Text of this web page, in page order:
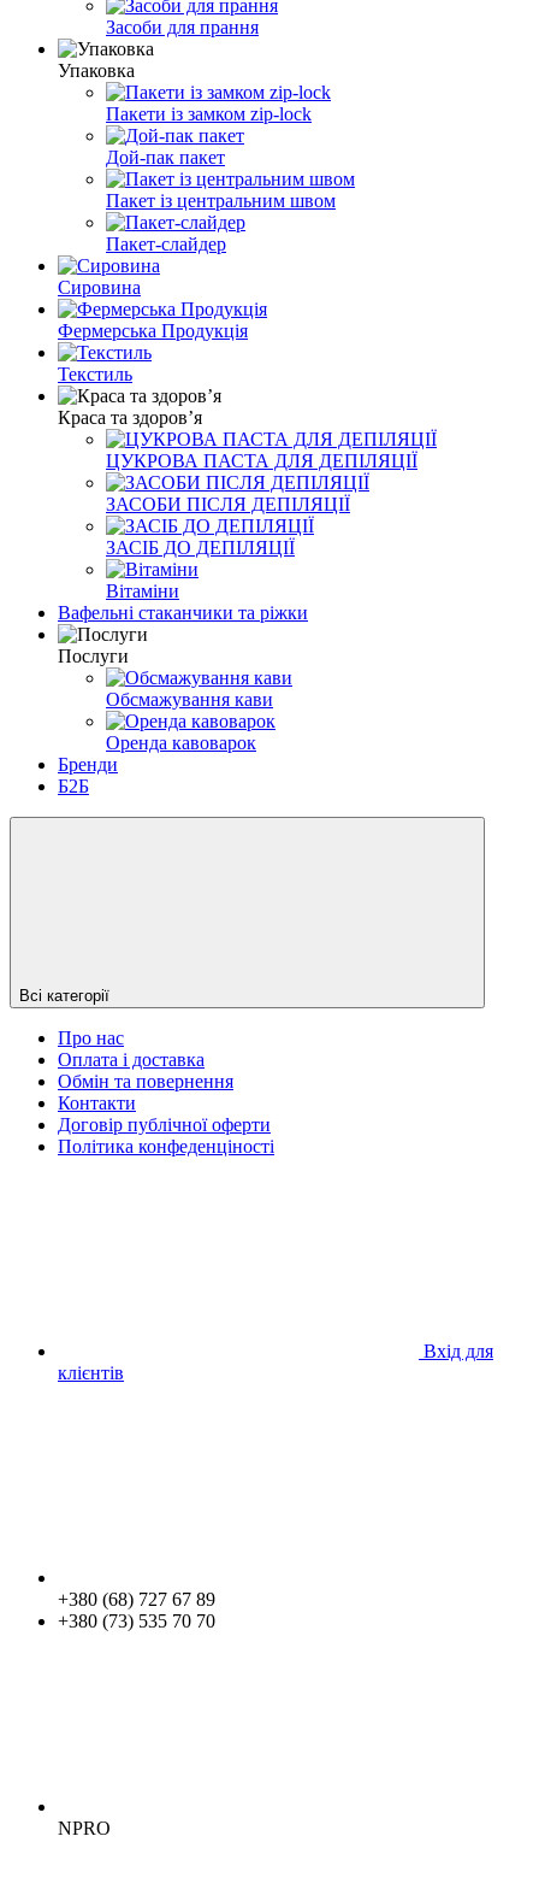
Засоби для прання
Упаковка
Пакети із замком zip-lock
Дой-пак пакет
Пакет із центральним швом
Пакет-слайдер
Сировина
Фермерська Продукція
Текстиль
Краса та здоров’я
ЦУКРОВА ПАСТА ДЛЯ ДЕПІЛЯЦІЇ
ЗАСОБИ ПІСЛЯ ДЕПІЛЯЦІЇ
ЗАСІБ ДО ДЕПІЛЯЦІЇ
Вітаміни
Вафельні стаканчики та ріжки
Послуги
Обсмажування кави
Оренда кавоварок
Бренди
Б2Б
Всі категорії
Про нас
Оплата і доставка
Обмін та повернення
Контакти
Договір публічної оферти
Політика конфеденціності
Вхід для
клієнтів
+380 (68) 727 67 89
+380 (73) 535 70 70
NPRO